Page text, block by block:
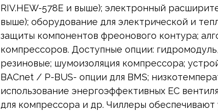
RIV.HEW-578E и выше); электронный
выше); оборудование для электрической и
защиты компонентов фреонового контура;
компрессоров. Доступные опции:
резиновые; шумоизоляция компрессора;
BACnet / P-BUS- опции для BMS;
использование энергоэффективных ЕС
для компрессора и др. Чиллеры